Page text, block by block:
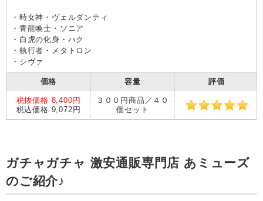
・時女神・ヴェルダンティ
・青龍喚士・ソニア
・白虎の化身・ハク
・執行者・メタトロン
・シヴァ
価格 容量 評価
税抜価格 8,400円
税込価格 9,072円
３００円商品／４０
個セット
ガチャガチャ 激安通販専門店 あミューズ
のご紹介♪